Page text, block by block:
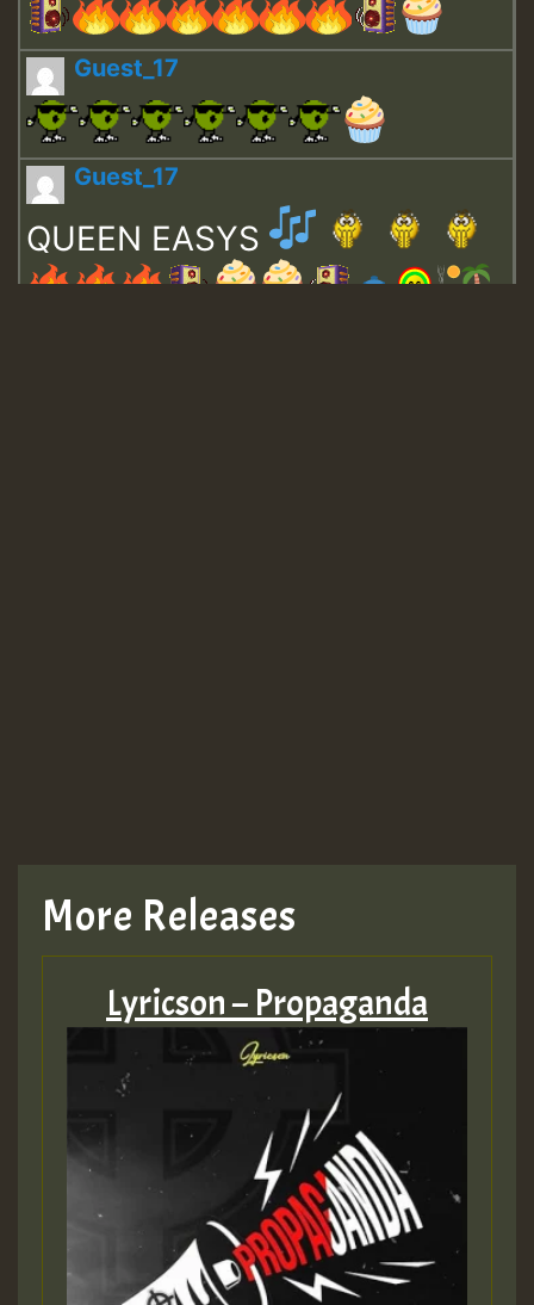
Guest_17
Guest_17
QUEEN EASYS
MEX 2 V ENG 3
Guest_22
Guest_805
mex 2 v ecu 0 ft
More Releases
Lyricson – Propaganda